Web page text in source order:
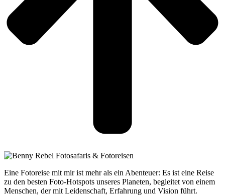
Eine Fotoreise mit mir ist mehr als ein Abenteuer: Es ist eine Reise
zu den besten Foto-Hotspots unseres Planeten, begleitet von einem
Menschen, der mit Leidenschaft, Erfahrung und Vision führt.